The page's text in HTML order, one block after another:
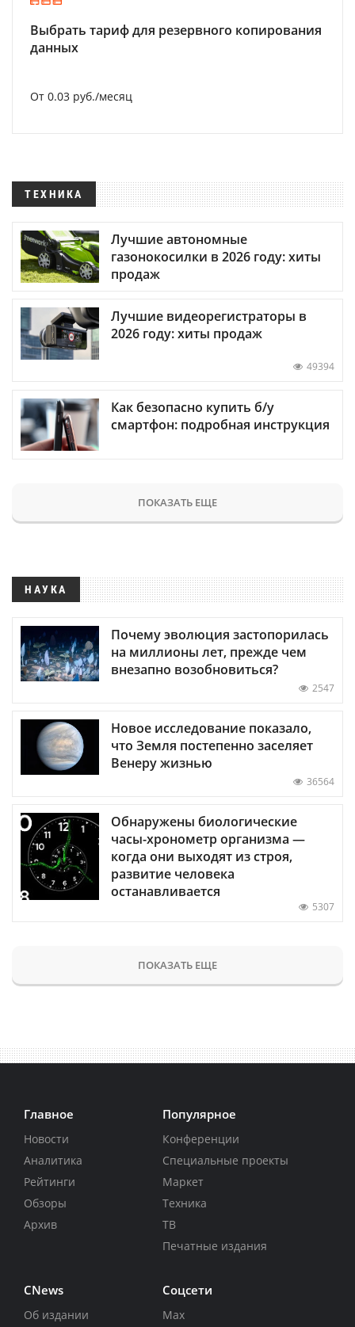
Выбрать тариф для резервного копирования
данных
От 0.03 руб./месяц
ТЕХНИКА
Лучшие автономные
газонокосилки в 2026 году: хиты
продаж
Лучшие видеорегистраторы в
2026 году: хиты продаж
49394
Как безопасно купить б/у
смартфон: подробная инструкция
ПОКАЗАТЬ ЕЩЕ
НАУКА
Почему эволюция застопорилась
на миллионы лет, прежде чем
внезапно возобновиться?
2547
Новое исследование показало,
что Земля постепенно заселяет
Венеру жизнью
36564
Обнаружены биологические
часы-хронометр организма —
когда они выходят из строя,
развитие человека
останавливается
5307
ПОКАЗАТЬ ЕЩЕ
Главное
Новости
Аналитика
Рейтинги
Обзоры
Архив
Популярное
Конференции
Специальные проекты
Маркет
Техника
ТВ
Печатные издания
CNews
Об издании
Соцсети
Max